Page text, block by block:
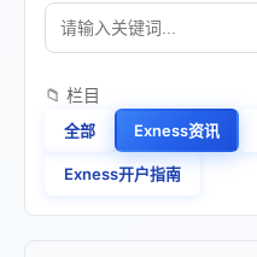
📁 栏目
全部 Exness资讯
Exness开户指南